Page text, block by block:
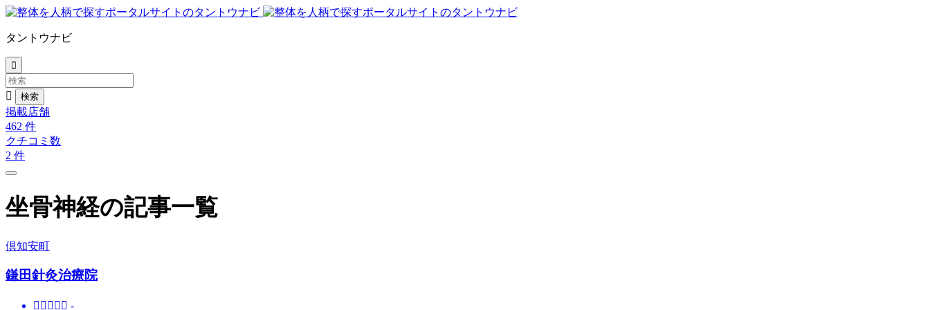
タントウナビ


掲載店舗
462 件
クチコミ数
2 件
坐骨神経の記事一覧
倶知安町
鎌田針灸治療院
     -